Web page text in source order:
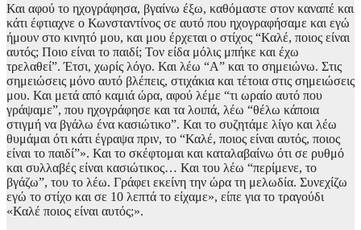
Και αφού το ηχογράφησα, βγαίνω έξω, καθόμαστε στον καναπέ και
κάτι έφτιαχνε ο Κωνσταντίνος σε αυτό που ηχογραφήσαμε και εγώ
ήμουν στο κινητό μου, και μου έρχεται ο στίχος “Καλέ, ποιος είναι
αυτός; Ποιο είναι το παιδί; Τον είδα μόλις μπήκε και έχω
τρελαθεί”. Έτσι, χωρίς λόγο. Και λέω “Α” και το σημειώνω. Στις
σημειώσεις μόνο αυτό βλέπεις, στιχάκια και τέτοια στις σημειώσεις
μου. Και μετά από καμιά ώρα, αφού λέμε “τι ωραίο αυτό που
γράψαμε”, που ηχογράφησε και τα λοιπά, λέω “θέλω κάποια
στιγμή να βγάλω ένα κασιώτικο”. Και το συζητάμε λίγο και λέω
θυμάμαι ότι κάτι έγραψα πριν, το “Καλέ, ποιος είναι αυτός, ποιος
είναι το παιδί”». Και το σκέφτομαι και καταλαβαίνω ότι σε ρυθμό
και συλλαβές είναι κασιώτικος… Και του λέω “περίμενε, το
βγάζω”, του το λέω. Γράφει εκείνη την ώρα τη μελωδία. Συνεχίζω
εγώ το στίχο και σε 10 λεπτά το είχαμε», είπε για το τραγούδι
«Καλέ ποιος είναι αυτός;».